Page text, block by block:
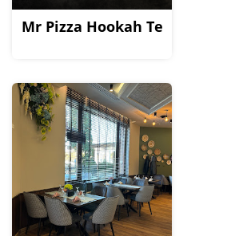
Mr Pizza Hookah Terrace